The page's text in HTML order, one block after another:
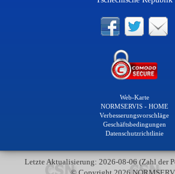
Web-Karte
NORMSERVIS - HOME
Verbesserungsvorschläge
Geschäftsbedingungen
Datenschutzrichtlinie
Letzte Aktualisierung: 2026-08-06 (Zahl der